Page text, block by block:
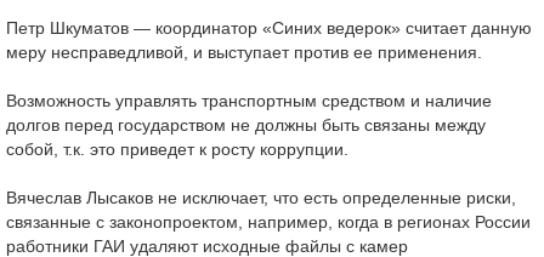
Петр Шкуматов — координатор «Синих ведерок» считает данную
меру несправедливой, и выступает против ее применения.
Возможность управлять транспортным средством и наличие
долгов перед государством не должны быть связаны между
собой, т.к. это приведет к росту коррупции.
Вячеслав Лысаков не исключает, что есть определенные риски,
связанные с законопроектом, например, когда в регионах России
работники ГАИ удаляют исходные файлы с камер